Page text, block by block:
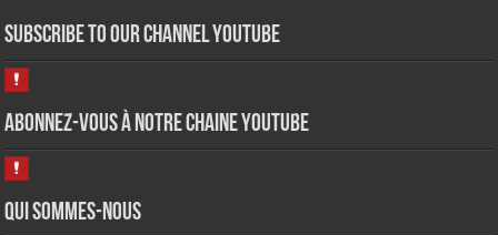
Subscribe to our Channel Youtube
Abonnez-vous à notre chaine Youtube
Qui sommes-nous